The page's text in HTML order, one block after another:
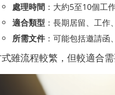
處理時間 ：大約5至10個工
適合類型 ：長期居留、工
所需文件 ：可能包括邀請
雖流程較繁，但較適合需